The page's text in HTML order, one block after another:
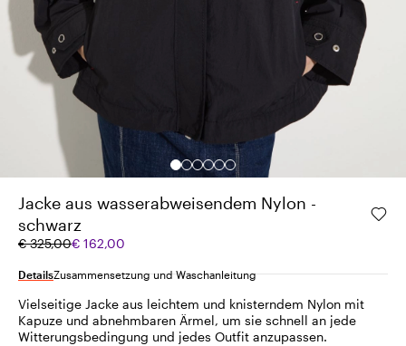
Jacke aus wasserabweisendem Nylon -
schwarz
€ 325,00€ 162,00
Ursprünglicher
€
Aktueller
€
DetailsZusammensetzung und Waschanleitung
Vielseitige Jacke aus leichtem und knisterndem Nylon mit
Kapuze und abnehmbaren Ärmel, um sie schnell an jede
Witterungsbedingung und jedes Outfit anzupassen.